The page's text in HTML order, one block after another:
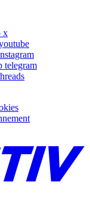
x
telegram